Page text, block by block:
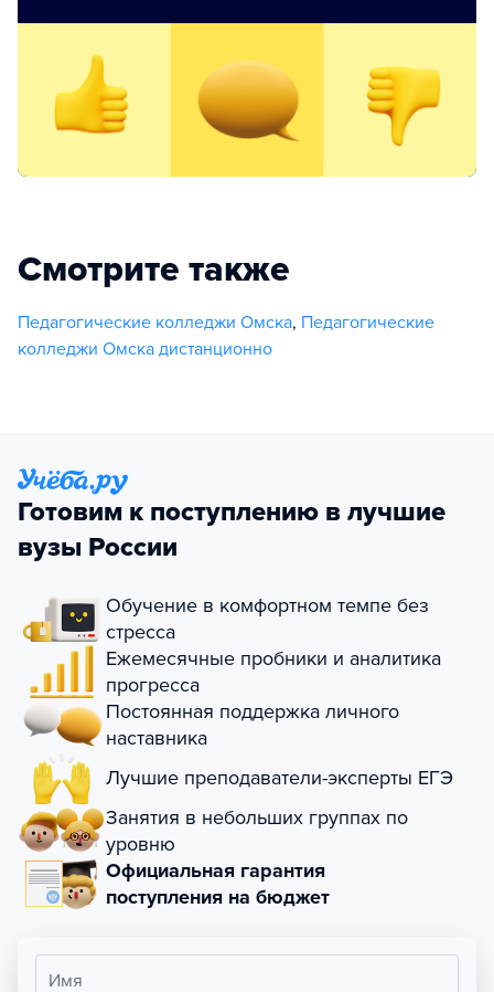
Смотрите также
Педагогические колледжи Омска, Педагогические
колледжи Омска дистанционно
Готовим к поступлению в лучшие
вузы России
Обучение в комфортном темпе без
стресса
Ежемесячные пробники и аналитика
прогресса
Постоянная поддержка личного
наставника
Лучшие преподаватели-эксперты ЕГЭ
Занятия в небольших группах по
уровню
Официальная гарантия
поступления на бюджет
Имя